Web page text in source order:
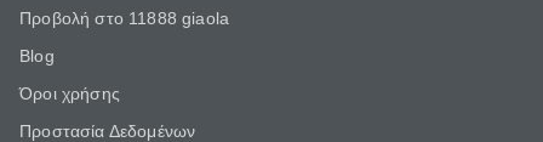
Προβολή στο 11888 giaola
Blog
Όροι χρήσης
Προστασία Δεδομένων